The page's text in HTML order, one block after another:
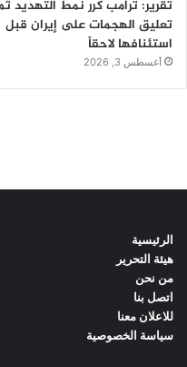
الرئيسية
هيئة التحرير
من نحن
اتصل بنا
للاعلان معنا
سياسة الخصوصية